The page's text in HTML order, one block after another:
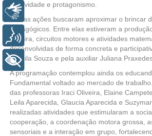
criatividade e protagonismo.
Outras ações buscaram aproximar o brincar
pedagógicos. Entre elas estiveram a
caseira, circuitos motores e atividades
desenvolvidas de forma concreta e
Priscila Souza e pela auxiliar Juliana
A programação contemplou ainda os
Fundamental voltado ao mercado de
das professoras Iraci Oliveira, Elaine
Leila Aparecida, Glaucia Aparecida e
realizadas atividades que estimularam a
cooperação, a coordenação motora grossa,
sensoriais e a interação em grupo,
Voz
+ Acessibilidade